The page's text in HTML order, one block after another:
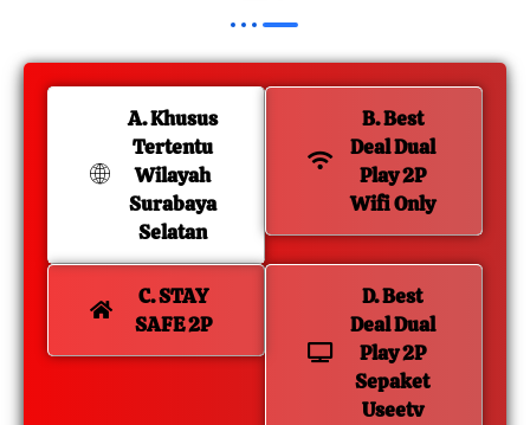
A. Khusus
Tertentu
Wilayah
Surabaya
Selatan
B. Best
Deal Dual
Play 2P
Wifi Only
C. STAY
SAFE 2P
D. Best
Deal Dual
Play 2P
Sepaket
Useetv